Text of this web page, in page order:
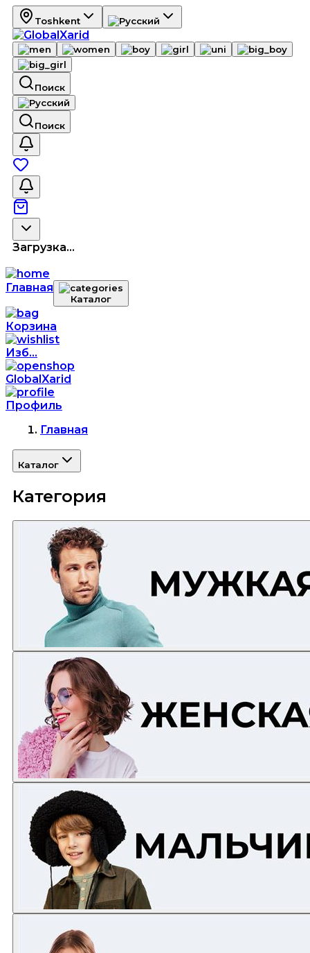
Toshkent
Поиск
Поиск
Загрузка...
Главная
Каталог
Корзина
Изб...
GlobalXarid
Профиль
Главная
Каталог
Категория